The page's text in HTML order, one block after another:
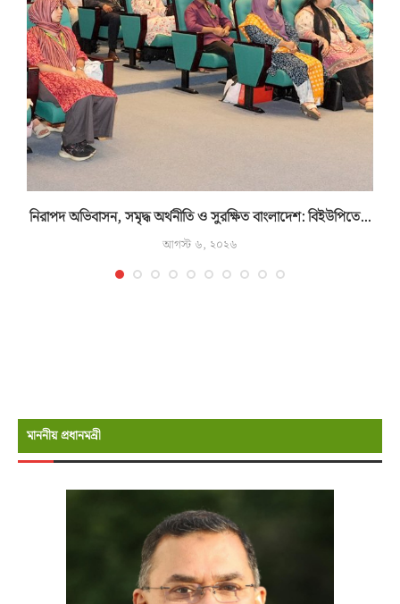
নিরাপদ অভিবাসন, সমৃদ্ধ অর্থনীতি ও সুরক্ষিত বাংলাদেশ: বিইউপিতে...
আগস্ট ৬, ২০২৬
মাননীয় প্রধানমন্রী